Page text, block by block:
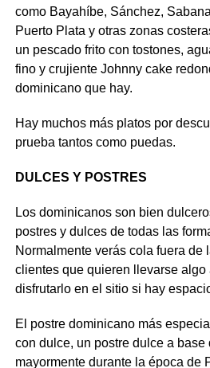
como Bayahíbe, Sánchez,
Puerto Plata y otras zonas
un pescado frito con tostones,
fino y crujiente Johnny cake
dominicano que hay.
Hay muchos más platos por
prueba tantos como puedas.
DULCES Y POSTRES
Los dominicanos son bien
postres y dulces de todas las
Normalmente verás cola fuera de
clientes que quieren llevarse algo
disfrutarlo en el sitio si hay
El postre dominicano más
con dulce, un postre dulce a
mayormente durante la época de